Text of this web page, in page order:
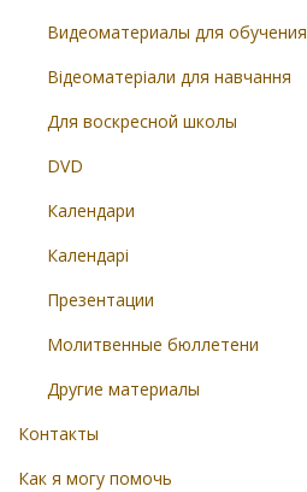
Видеоматериалы для обучения
Відеоматеріали для навчання
Для воскресной школы
DVD
Календари
Календарі
Презентации
Молитвенные бюллетени
Другие материалы
Контакты
Как я могу помочь